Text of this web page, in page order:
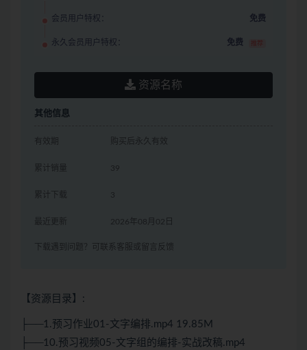
会员用户特权： 免费
永久会员用户特权： 免费 推荐
资源名称
其他信息
有效期 购买后永久有效
累计销量 39
累计下载 3
最近更新 2026年08月02日
下载遇到问题？可联系客服或留言反馈
【资源目录】:
├──1.预习作业01-文字编排.mp4 19.85M
├──10.预习视频05-文字组的编排-实战改稿.mp4